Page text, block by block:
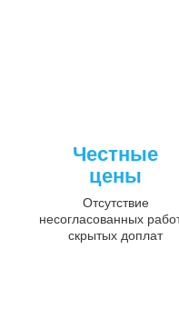
Честные
цены
Отсутствие
несогласованных
скрытых доплат